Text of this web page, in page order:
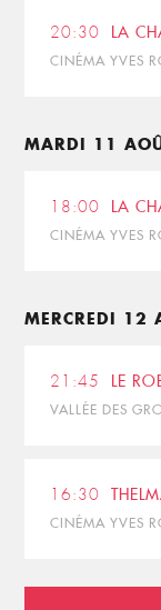
20:30 LA
CINÉMA YVES
MARDI 11
18:00 LA
CINÉMA YVES
MERCREDI 12
21:45 LE
VALLÉE DES
16:30
CINÉMA YVES